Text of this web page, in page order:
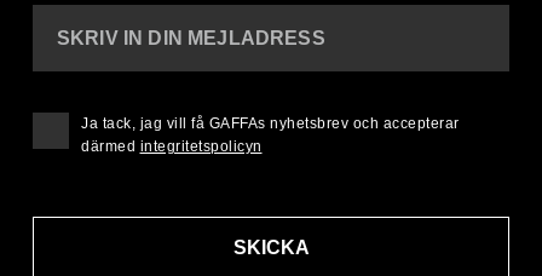
SKRIV IN DIN MEJLADRESS
SKICKA
Ja tack, jag vill få GAFFAs nyhetsbrev och accepterar
därmed integritetspolicyn